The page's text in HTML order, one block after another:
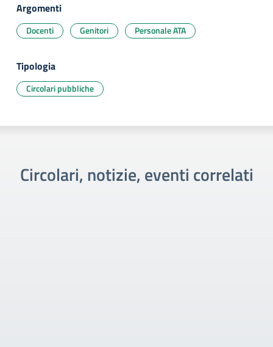
Argomenti
Docenti Genitori Personale ATA
Tipologia
Circolari pubbliche
Circolari, notizie, eventi correlati